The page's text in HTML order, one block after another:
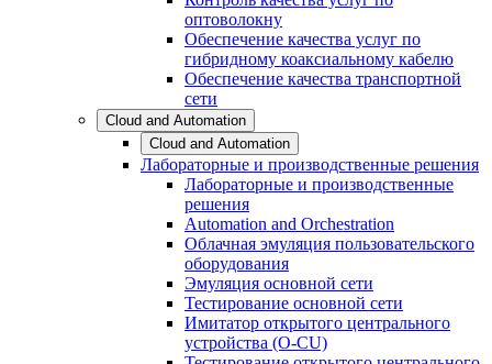
оптоволокну
Обеспечение качества услуг по
гибридному коаксиальному кабелю
Обеспечение качества транспортной
сети
Cloud and Automation
Cloud and Automation
Лабораторные и производственные решения
Лабораторные и производственные
решения
Automation and Orchestration
Облачная эмуляция пользовательского
оборудования
Эмуляция основной сети
Тестирование основной сети
Имитатор открытого центрального
устройства (O-CU)